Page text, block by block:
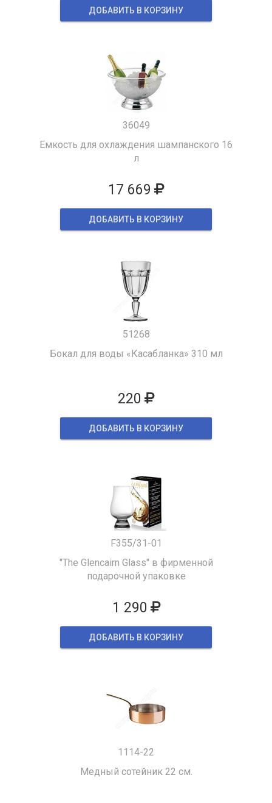
ДОБАВИТЬ В КОРЗИНУ
36049
Емкость для охлаждения шампанского 16
л
17 669
ДОБАВИТЬ В КОРЗИНУ
51268
Бокал для воды «Касабланка» 310 мл
220
ДОБАВИТЬ В КОРЗИНУ
F355/31-01
"The Glencairn Glass" в фирменной
подарочной упаковке
1 290
ДОБАВИТЬ В КОРЗИНУ
1114-22
Медный сотейник 22 см.